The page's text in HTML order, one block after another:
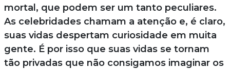
mortal, que podem ser um tanto peculiares.
As celebridades chamam a atenção e, é claro,
suas vidas despertam curiosidade em muita
gente. É por isso que suas vidas se tornam
tão privadas que não consigamos imaginar os